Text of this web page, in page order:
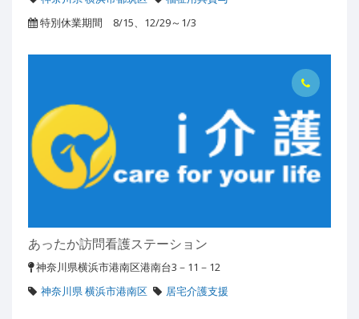
特別休業期間 8/15、12/29～1/3
あったか訪問看護ステーション
神奈川県横浜市港南区港南台3－11－12
神奈川県 横浜市港南区
居宅介護支援